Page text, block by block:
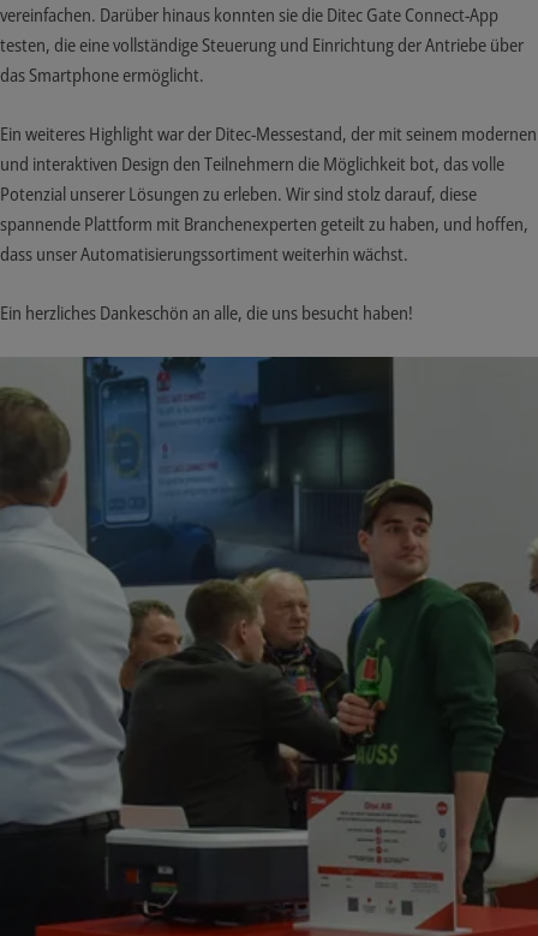
vereinfachen. Darüber hinaus konnten sie die Ditec Gate Connect-App
testen, die eine vollständige Steuerung und Einrichtung der Antriebe über
das Smartphone ermöglicht.
Ein weiteres Highlight war der Ditec-Messestand, der mit seinem modernen
und interaktiven Design den Teilnehmern die Möglichkeit bot, das volle
Potenzial unserer Lösungen zu erleben. Wir sind stolz darauf, diese
spannende Plattform mit Branchenexperten geteilt zu haben, und hoffen,
dass unser Automatisierungssortiment weiterhin wächst.
Ein herzliches Dankeschön an alle, die uns besucht haben!